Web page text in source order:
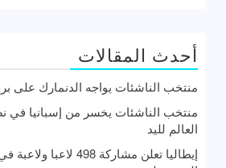
أحدث المقالات
منتخب الناشئات يواجه الدنمارك على
منتخب الناشئات يخسر من إسبانيا في
العالم لليد
إيطاليا تعلن مشاركة 498